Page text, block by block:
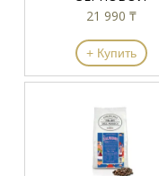
21 990 ₸
+ Купить